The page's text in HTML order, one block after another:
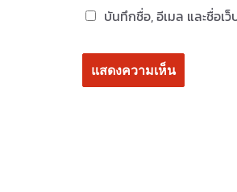
บันทึกชื่อ, อีเมล และชื่อเ